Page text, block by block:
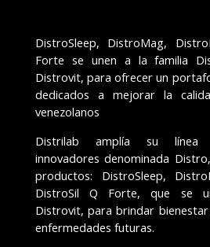
DistroSleep, DistroMag,
Forte se unen a la familia
Distrovit, para ofrecer un
dedicados a mejorar la
venezolanos
Distrilab amplía su línea
innovadores denominada
productos: DistroSleep,
DistroSil Q Forte, que se
Distrovit, para brindar
enfermedades futuras.